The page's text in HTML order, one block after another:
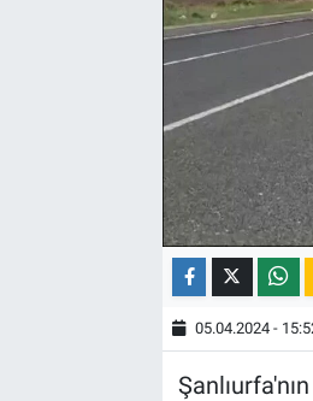
05.04.2024 -